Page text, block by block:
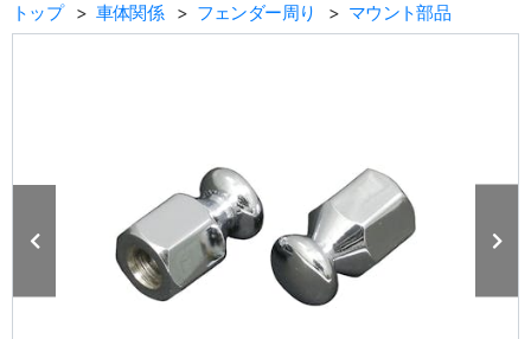
トップ
車体関係 フェンダー周り マウント部品